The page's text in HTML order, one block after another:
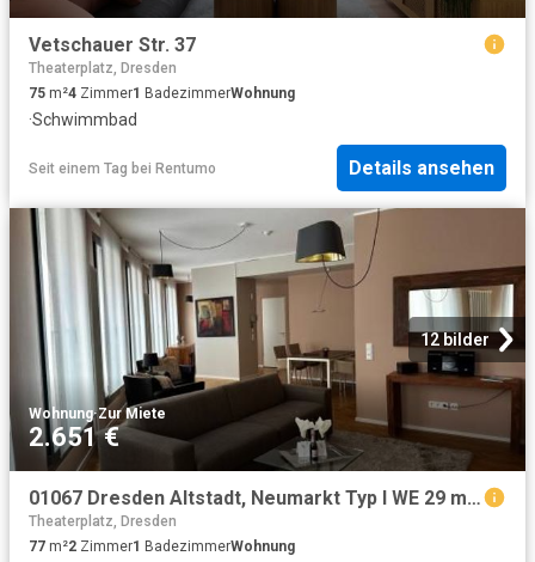
Vetschauer Str. 37
Theaterplatz, Dresden
75 m²4 Zimmer1 BadezimmerWohnung
·Schwimmbad
Seit einem Tag bei Rentumo Details ansehen
12 bilder
Wohnung·Zur Miete
2.651 €
01067 Dresden Altstadt, Neumarkt Typ I WE 29 möbliert
Theaterplatz, Dresden
77 m²2 Zimmer1 BadezimmerWohnung